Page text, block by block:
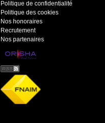
Politique de confidentialité
Politique des cookies
Nos honoraires
Recrutement
Nos partenaires